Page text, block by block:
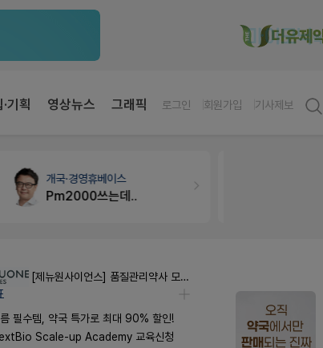
기획 영상뉴스 그래픽 로그인 회원가입 기사제보
개국·경영휴베이스
Pm2000쓰는데..
[제뉴원사이언스] 품질관리약사 모집(경력무관)
필수템, 약국 특가로 최대 90% 할인!
Scale-up Academy 교육신청